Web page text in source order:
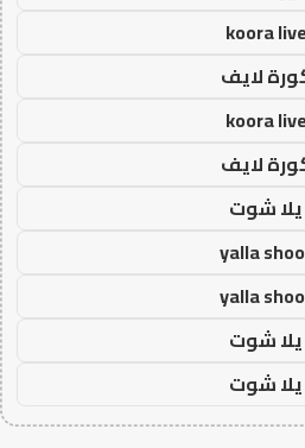
koora
لايف
koora
لايف
يلا شوت
yalla
yalla
يلا شوت
يلا شوت